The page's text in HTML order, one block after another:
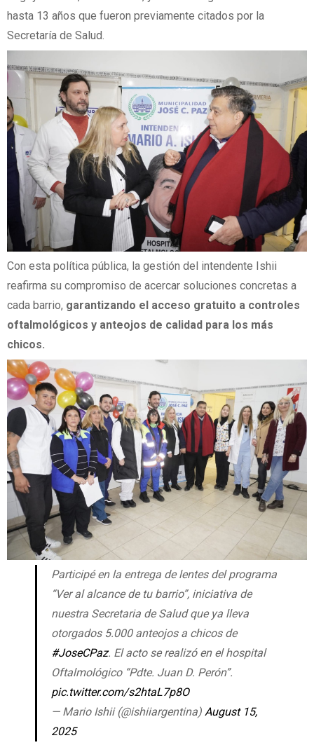
hasta 13 años que fueron previamente citados por la
Secretaría de Salud.
Con esta política pública, la gestión del intendente Ishii
reafirma su compromiso de acercar soluciones concretas a
cada barrio, garantizando el acceso gratuito a controles
oftalmológicos y anteojos de calidad para los más
chicos.
Participé en la entrega de lentes del programa
“Ver al alcance de tu barrio”, iniciativa de
nuestra Secretaria de Salud que ya lleva
otorgados 5.000 anteojos a chicos de
#JoseCPaz. El acto se realizó en el hospital
Oftalmológico “Pdte. Juan D. Perón”.
pic.twitter.com/s2htaL7p8O
— Mario Ishii (@ishiiargentina) August 15,
2025